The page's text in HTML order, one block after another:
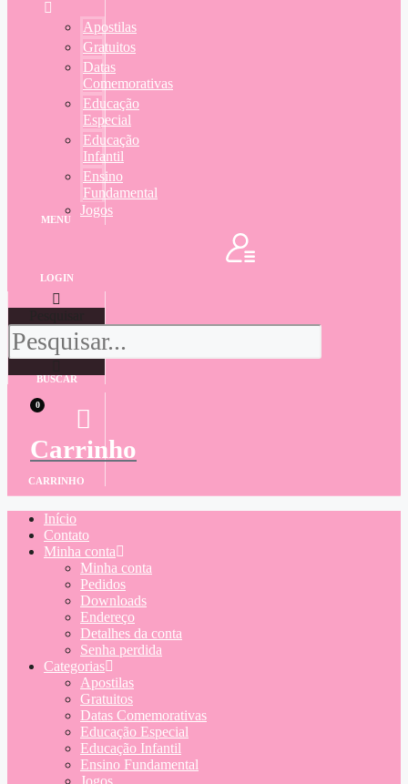
Apostilas
Gratuitos
Datas
Comemorativas
Educação
Especial
Educação
Infantil
Ensino
Fundamental
Jogos
MENU
LOGIN
BUSCAR
0
Carrinho
CARRINHO
Início
Contato
Minha conta
Minha conta
Pedidos
Downloads
Endereço
Detalhes da conta
Senha perdida
Categorias
Apostilas
Gratuitos
Datas Comemorativas
Educação Especial
Educação Infantil
Ensino Fundamental
Jogos